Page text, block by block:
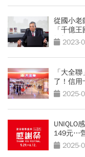
從國小老
「千億
轉折2023-
「大全
了！信用
2025-
UNIQLO
149元…
2025-